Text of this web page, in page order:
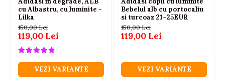
cu Albastru, cu luminite -
Lilka
150,00 Lei
119,00 Lei
VEZI VARIANTE
Bebelul alb cu portocaliu
si turcoaz 21-25EUR
150,00 Lei
119,00 Lei
VEZI VARIANTE